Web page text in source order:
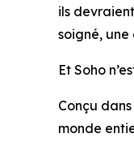
ils
soigné,
Et Soho
Conçu
monde